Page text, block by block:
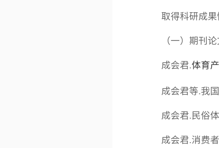
取得科研成
（一）期刊
成会君.体育
成会君等.我
成会君.民俗
成会君.消费